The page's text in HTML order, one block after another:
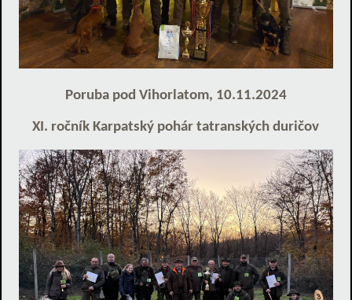
Poruba pod Vihorlatom, 10.11.2024
XI. ročník Karpatský pohár tatranských duričov